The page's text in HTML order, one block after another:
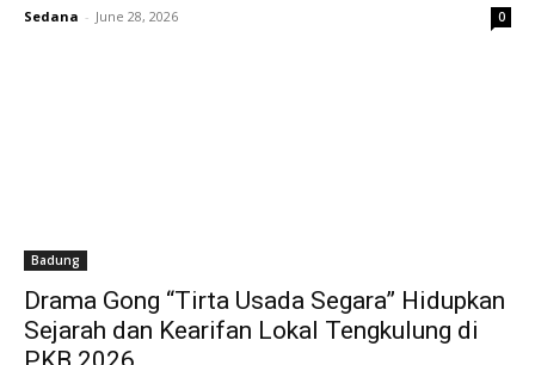
Sedana - June 28, 2026 0
Badung
Drama Gong “Tirta Usada Segara” Hidupkan
Sejarah dan Kearifan Lokal Tengkulung di